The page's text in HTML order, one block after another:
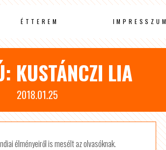
ÉTTEREM IMPRESSZUM
KUSTÁNCZI LIA
2018.01.25
élményeiről is mesélt az olvasóknak.